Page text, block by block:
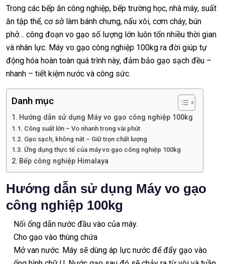
Trong các bếp ăn công nghiệp, bếp trường học, nhà máy, suất
ăn tập thể, cơ sở làm bánh chưng, nấu xôi, cơm cháy, bún
phở… công đoạn vo gạo số lượng lớn luôn tốn nhiều thời gian
và nhân lực. Máy vo gạo công nghiệp 100kg ra đời giúp tự
động hóa hoàn toàn quá trình này, đảm bảo gạo sạch đều –
nhanh – tiết kiệm nước và công sức.
Danh mục
Hướng dẫn sử dụng Máy vo gạo công nghiệp 100kg
Công suất lớn – Vo nhanh trong vài phút
Gạo sạch, không nát – Giữ trọn chất lượng
Ứng dụng thực tế của máy vo gạo công nghiệp 100kg
Bếp công nghiệp Himalaya
Hướng dẫn sử dụng Máy vo gạo
công nghiệp 100kg
Nối ống dẫn nước đầu vào của máy.
Cho gạo vào thùng chứa
Mở van nước. Máy sẽ dùng áp lực nước để đẩy gạo vào